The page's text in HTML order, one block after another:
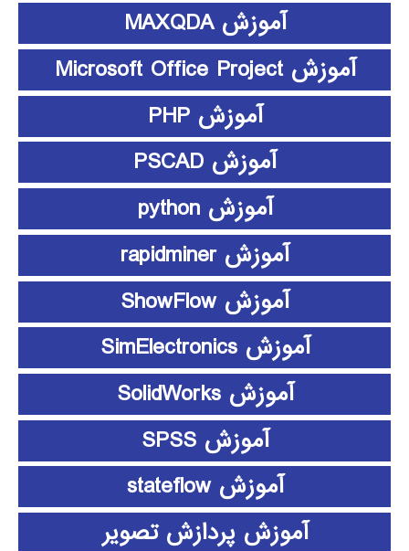
آموزش MAXQDA
آموزش Microsoft Office Project
آموزش PHP
آموزش PSCAD
آموزش python
آموزش rapidminer
آموزش ShowFlow
آموزش SimElectronics
آموزش SolidWorks
آموزش SPSS
آموزش stateflow
آموزش پردازش تصویر